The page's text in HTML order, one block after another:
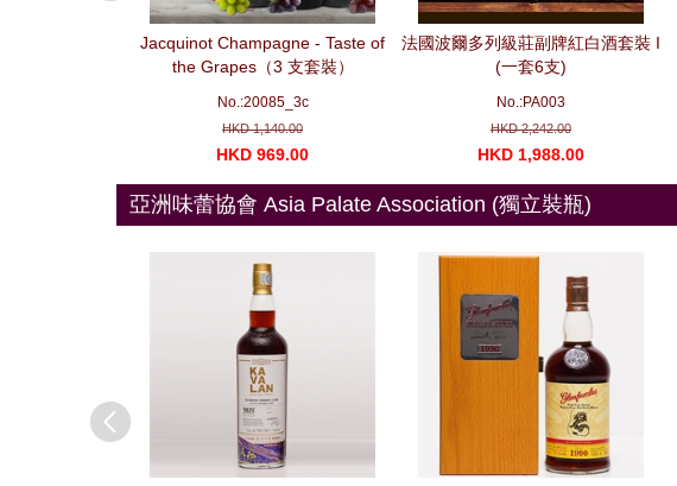
Jacquinot Champagne - Taste of
the Grapes（3 支套裝）
No.:20085_3c
HKD 1,140.00
HKD 969.00
法國波爾多列級莊副牌紅白酒套裝 I
(一套6支)
No.:PA003
HKD 2,242.00
HKD 1,988.00
亞洲味蕾協會 Asia Palate Association (獨立裝瓶)